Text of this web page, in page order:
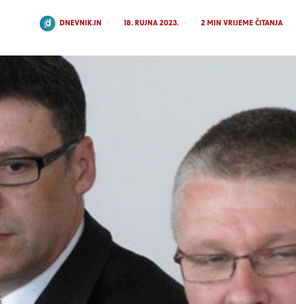
POSTED
DNEVNIK.IN 18. RUJNA 2023. 2MIN VRIJEME ČITANJA